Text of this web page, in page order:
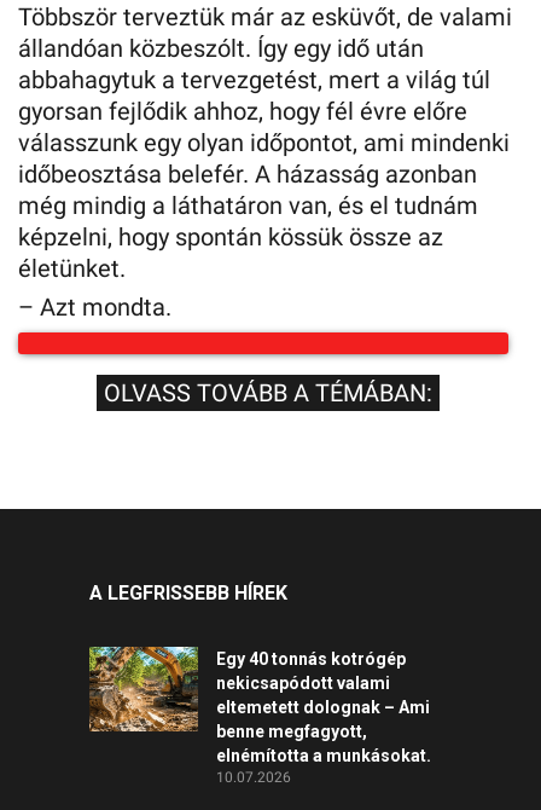
Többször terveztük már az esküvőt, de valami
állandóan közbeszólt. Így egy idő után
abbahagytuk a tervezgetést, mert a világ túl
gyorsan fejlődik ahhoz, hogy fél évre előre
válasszunk egy olyan időpontot, ami mindenki
időbeosztása belefér. A házasság azonban
még mindig a láthatáron van, és el tudnám
képzelni, hogy spontán kössük össze az
életünket.
– Azt mondta.
OLVASS TOVÁBB A TÉMÁBAN:
A LEGFRISSEBB HÍREK
Egy 40 tonnás kotrógép
nekicsapódott valami
eltemetett dolognak – Ami
benne megfagyott,
elnémította a munkásokat.
10.07.2026